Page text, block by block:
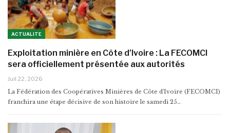
ACTUALITE
Exploitation minière en Côte d’Ivoire : La FECOMCI
sera officiellement présentée aux autorités
Juil 22, 2026
La Fédération des Coopératives Minières de Côte d'Ivoire (FECOMCI)
franchira une étape décisive de son histoire le samedi 25…